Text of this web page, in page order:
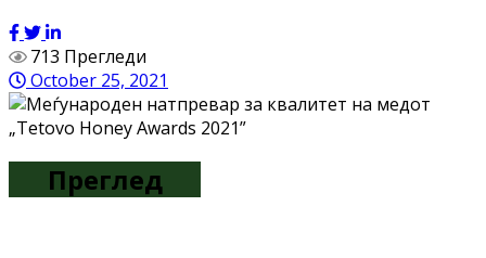
713 Прегледи
October 25, 2021
Преглед